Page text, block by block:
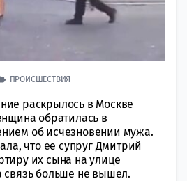
ПРОИСШЕСТВИЯ
раскрылось в Москве
обратилась в
об исчезновении мужа.
что ее супруг Дмитрий
их сына на улице
связь больше не вышел.